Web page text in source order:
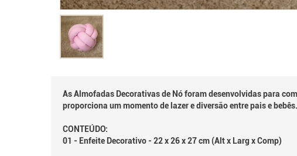
As Almofadas Decorativas de Nó foram desenvolvidas para
proporciona um momento de lazer e diversão entre pais e bebês.
CONTEÚDO:
01 - Enfeite Decorativo - 22 x 26 x 27 cm (Alt x Larg x Comp)